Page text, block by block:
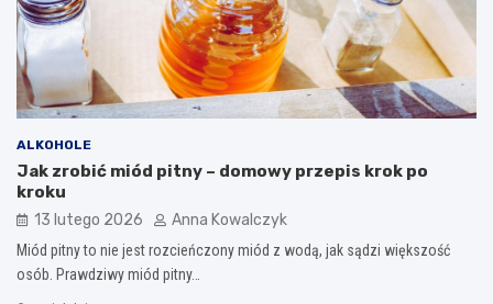
ALKOHOLE
Jak zrobić miód pitny – domowy przepis krok po
kroku
13 lutego 2026 Anna Kowalczyk
Miód pitny to nie jest rozcieńczony miód z wodą, jak sądzi większość
osób. Prawdziwy miód pitny…